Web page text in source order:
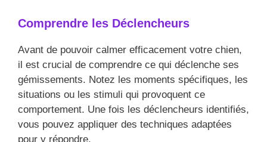
Comprendre les Déclencheurs
Avant de pouvoir calmer efficacement votre chien,
il est crucial de comprendre ce qui déclenche ses
gémissements. Notez les moments spécifiques, les
situations ou les stimuli qui provoquent ce
comportement. Une fois les déclencheurs identifiés,
vous pouvez appliquer des techniques adaptées
pour y répondre.